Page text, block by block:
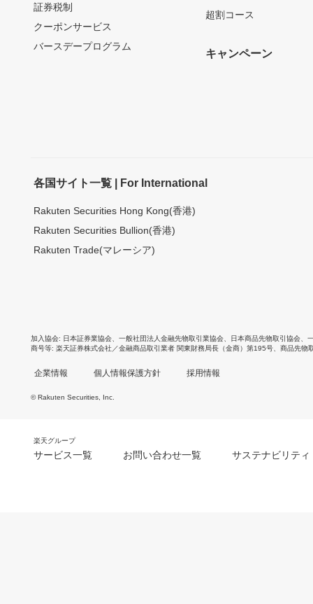
証券税制
クーポンサービス
バースデープログラム
超割コース
キャンペーン
各国サイト一覧 | For International
Rakuten Securities Hong Kong(香港)
Rakuten Securities Bullion(香港)
Rakuten Trade(マレーシア)
加入協会 日本証券業協会 一般社団法人金融先物取引業協会 日本商品先物取引協会
商号等 楽天証券株式会社／金融商品取引業者 関東財務局長（金商）第195号、商品先物
企業情報 個人情報保護方針 採用情報
© Rakuten Securities, Inc.
楽天グループ
サービス一覧 お問い合わせ一覧 サステナビリティ